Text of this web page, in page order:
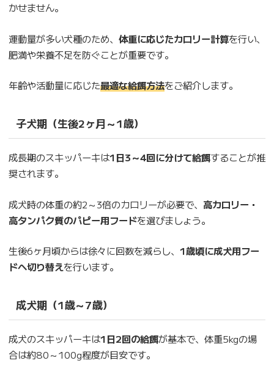
かせません。
運動量が多い犬種のため、 体重に応じたカロリー計算を行い、
肥満や栄養不足を防ぐことが重要です。
年齢や活動量に応じた最適な給餌方法をご紹介します。
子犬期（生後2ヶ月～1歳）
成長期のスキッパーキは1日3～4回に分けて給餌することが推
奨されます。
成犬時の体重の約2～3倍のカロリーが必要で、 高カロリー・
高タンパク質のパピー用フードを選びましょう。
生後6ヶ月頃からは徐々に回数を減らし、 1歳頃に成犬用フー
ドへ切り替えを行います。
成犬期（1歳～7歳）
成犬のスキッパーキは1日2回の給餌が基本で、体重5kgの場
合は約80～100g程度が目安です。